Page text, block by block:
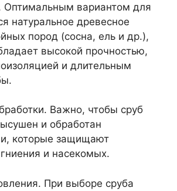
Оптимальным вариантом для
натуральное древесное
пород (сосна, ель и др.),
высокой прочностью,
и длительным
Важно, чтобы сруб
и обработан
которые защищают
и насекомых.
При выборе сруба